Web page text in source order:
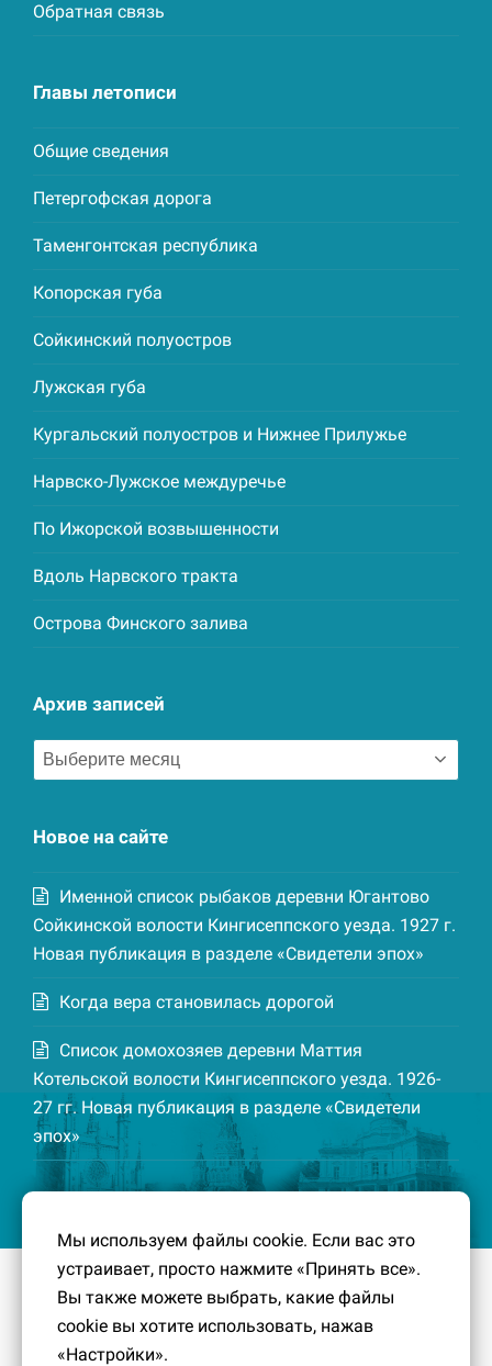
Обратная связь
Главы летописи
Общие сведения
Петергофская дорога
Таменгонтская республика
Копорская губа
Сойкинский полуостров
Лужская губа
Кургальский полуостров и Нижнее Прилужье
Нарвско-Лужское междуречье
По Ижорской возвышенности
Вдоль Нарвского тракта
Острова Финского залива
Архив записей
Архив
записей
Новое на сайте
Именной список рыбаков деревни Югантово
Сойкинской волости Кингисеппского уезда. 1927 г.
Новая публикация в разделе «Свидетели эпох»
Когда вера становилась дорогой
Список домохозяев деревни Маттия
Котельской волости Кингисеппского уезда. 1926-
27 гг. Новая публикация в разделе «Свидетели
эпох»
© 2016-2026 Южный берег Финского залива
малой Родины, без которого трудно представить себе
историко-культурный ландшафт Петербурга и
Ленинградской области.
Мы используем файлы cookie. Если вас это
устраивает, просто нажмите «Принять все».
Вы также можете выбрать, какие файлы
cookie вы хотите использовать, нажав
«Настройки».